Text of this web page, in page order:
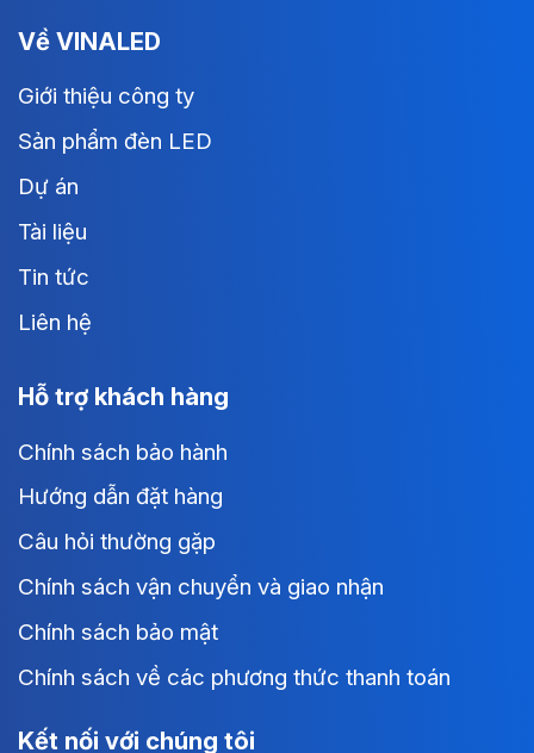
Về VINALED
Giới thiệu công ty
Sản phẩm đèn LED
Dự án
Tài liệu
Tin tức
Liên hệ
Hỗ trợ khách hàng
Chính sách bảo hành
Hướng dẫn đặt hàng
Câu hỏi thường gặp
Chính sách vận chuyển và giao nhận
Chính sách bảo mật
Chính sách về các phương thức thanh toán
Kết nối với chúng tôi